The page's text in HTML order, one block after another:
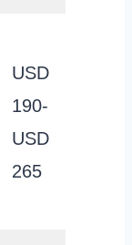
USD
190-
USD
265